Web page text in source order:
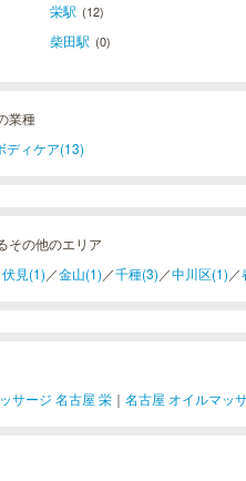
栄駅 (12)
柴田駅 (0)
業種
ディケア(13)
その他のエリア
伏見(1) ／金山(1) ／千種(3) ／中川区(1) ／
サージ 名古屋 栄 ｜ 名古屋 オイルマッ